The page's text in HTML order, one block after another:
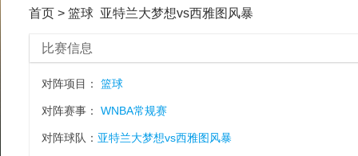
首页> 篮球 亚特兰大梦想vs西雅图风暴
比赛信息
对阵项目： 篮球
对阵赛事： WNBA常规赛
对阵球队： 亚特兰大梦想vs西雅图风暴